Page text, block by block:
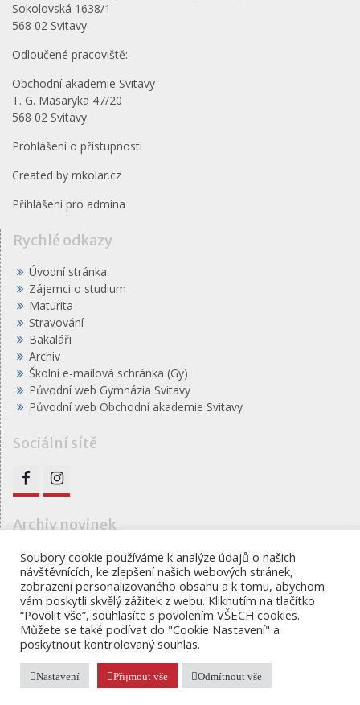
Sokolovská 1638/1
568 02 Svitavy
Odloučené pracoviště:
Obchodní akademie Svitavy
T. G. Masaryka 47/20
568 02 Svitavy
Prohlášení o přístupnosti
Created by mkolar.cz
Přihlášení pro admina
Rychlé odkazy
Úvodní stránka
Zájemci o studium
Maturita
Stravování
Bakaláři
Archiv
Školní e-mailová schránka (Gy)
Původní web Gymnázia Svitavy
Původní web Obchodní akademie Svitavy
Sociální sítě
FB IG
Archiv novinek
Archiv
novinek
Gymnázium, obchodní akademie a jazyková škola s
právem státní jazykové školy Svitavy
Proudly powered by WordPress |Education Hub by
Themes
Soubory cookie používáme k analýze údajů o našich
návštěvnících, ke zlepšení našich webových stránek,
zobrazení personalizovaného obsahu a k tomu, abychom
vám poskytli skvělý zážitek z webu. Kliknutím na tlačítko
“Povolit vše”, souhlasíte s povolením VŠECH cookies.
Můžete se také podívat do "Cookie Nastavení" a
poskytnout kontrolovaný souhlas.
Nastavení Přijmout vše Odmítnout vše